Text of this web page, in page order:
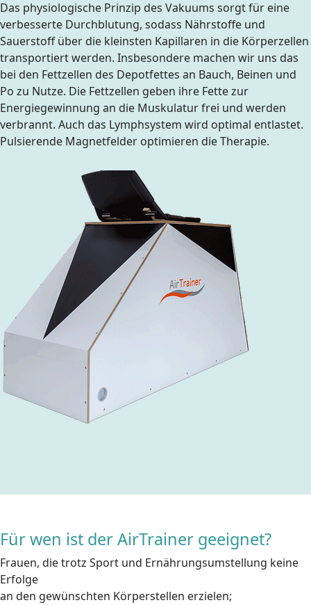
Das physiologische Prinzip des Vakuums sorgt für eine
verbesserte Durchblutung, sodass Nährstoffe und
Sauerstoff über die kleinsten Kapillaren in die Körperzellen
transportiert werden. Insbesondere machen wir uns das
bei den Fettzellen des Depotfettes an Bauch, Beinen und
Po zu Nutze. Die Fettzellen geben ihre Fette zur
Energiegewinnung an die Muskulatur frei und werden
verbrannt. Auch das Lymphsystem wird optimal entlastet.
Pulsierende Magnetfelder optimieren die Therapie.
Für wen ist der AirTrainer geeignet?
Frauen, die trotz Sport und Ernährungsumstellung keine
Erfolge
an den gewünschten Körperstellen erzielen;